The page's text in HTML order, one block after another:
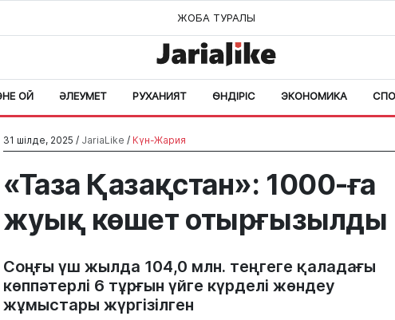
ЖОБА ТУРАЛЫ
ОЙ ӘЛЕУМЕТ РУХАНИЯТ ӨНДІРІС ЭКОНОМИКА
31 шілде, 2025 / JariaLike / Күн-Жария
«Таза Қазақстан»: 1000-ға
жуық көшет отырғызылды
Соңғы үш жылда 104,0 млн. теңгеге қаладағы
көппәтерлі 6 тұрғын үйге күрделі жөндеу
жұмыстары жүргізілген